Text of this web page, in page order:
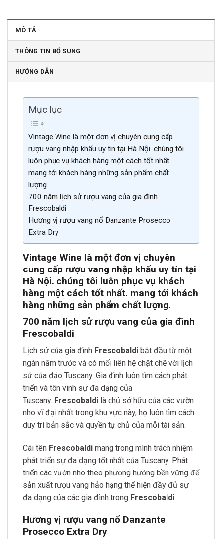
MÔ TẢ
THÔNG TIN BỔ SUNG
HƯỚNG DẪN
Mục lục
Vintage Wine là một đơn vị chuyên cung cấp
rượu vang nhập khẩu uy tín tại Hà Nội. chúng tôi
luôn phục vụ khách hàng một cách tốt nhất.
mang tới khách hàng những sản phẩm chất
lượng.
700 năm lịch sử rượu vang của gia đình
Frescobaldi
Hương vị rượu vang nổ Danzante Prosecco
Extra Dry
Vintage Wine là một đơn vị chuyên
cung cấp rượu vang nhập khẩu uy tín tại
Hà Nội. chúng tôi luôn phục vụ khách
hàng một cách tốt nhất. mang tới khách
hàng những sản phẩm chất lượng.
700 năm lịch sử rượu vang của gia đình
Frescobaldi
Lịch sử của gia đình Frescobaldi bắt đầu từ một
ngàn năm trước và có mối liên hệ chặt chẽ với lịch
sử của đảo Tuscany. Gia đình luôn tìm cách phát
triển và tôn vinh sự đa dạng của
Tuscany. Frescobaldi là chủ sở hữu của các vườn
nho vĩ đại nhất trong khu vực này, họ luôn tìm cách
duy trì bản sắc và quyền tự chủ của mỗi tài sản.
Cái tên Frescobaldi mang trong mình trách nhiệm
phát triển sự đa dạng tốt nhất của Tuscany. Phát
triển các vườn nho theo phương hướng bền vững để
sản xuất rượu vang hảo hạng thể hiện đầy đủ sự
đa dạng của các gia đình trong Frescobaldi.
Hương vị rượu vang nổ Danzante
Prosecco Extra Dry